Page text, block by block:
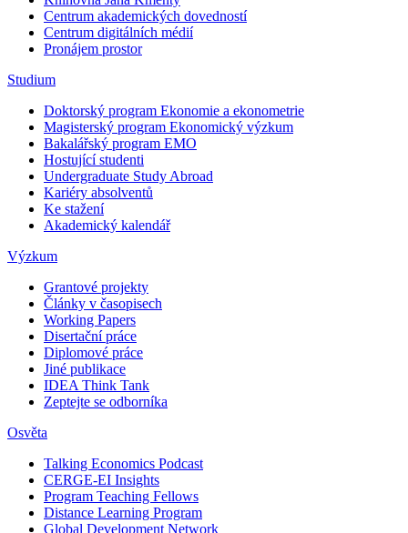
Centrum akademických dovedností
Centrum digitálních médií
Pronájem prostor
Studium
Doktorský program Ekonomie a ekonometrie
Magisterský program Ekonomický výzkum
Bakalářský program EMO
Hostující studenti
Undergraduate Study Abroad
Kariéry absolventů
Ke stažení
Akademický kalendář
Výzkum
Grantové projekty
Články v časopisech
Working Papers
Disertační práce
Diplomové práce
Jiné publikace
IDEA Think Tank
Zeptejte se odborníka
Osvěta
Talking Economics Podcast
CERGE-EI Insights
Program Teaching Fellows
Distance Learning Program
Global Development Network